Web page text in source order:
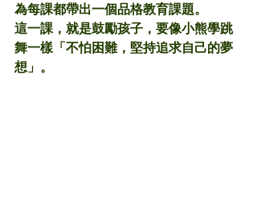
為每課都帶出一個品格教育課題。
這一課，就是鼓勵孩子，要像小熊學跳
舞一樣「不怕困難，堅持追求自己的夢
想」。